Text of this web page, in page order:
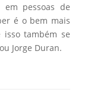
pessoas de
é o bem mais
isso também se
Jorge Duran.